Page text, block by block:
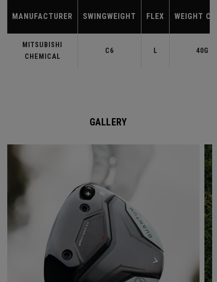
MANUFACTURER SWINGWEIGHT FLEX WEIGHT
MITSUBISHI
CHEMICAL
C6 L 40G
GALLERY